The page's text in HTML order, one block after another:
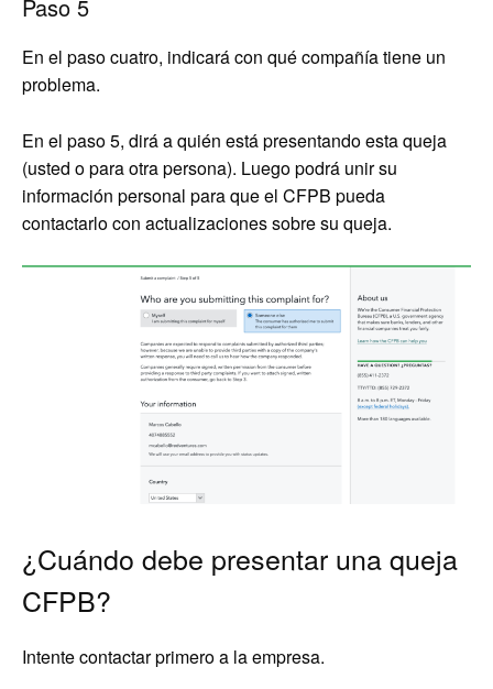
Paso 5
En el paso cuatro, indicará con qué compañía tiene un
problema.
En el paso 5, dirá a quién está presentando esta queja
(usted o para otra persona). Luego podrá unir su
información personal para que el CFPB pueda
contactarlo con actualizaciones sobre su queja.
¿Cuándo debe presentar una queja
CFPB?
Intente contactar primero a la empresa.